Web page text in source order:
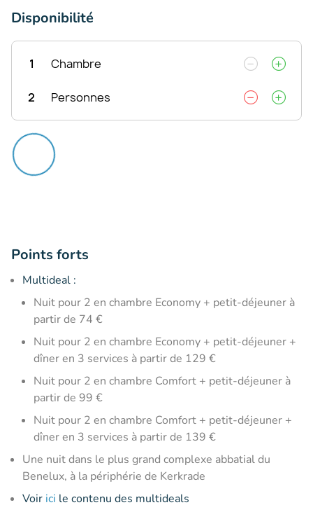
Disponibilité
1 Chambre
2 Personnes
Points forts
Multideal :
Nuit pour 2 en chambre Economy + petit-déjeuner à
partir de 74 €
Nuit pour 2 en chambre Economy + petit-déjeuner +
dîner en 3 services à partir de 129 €
Nuit pour 2 en chambre Comfort + petit-déjeuner à
partir de 99 €
Nuit pour 2 en chambre Comfort + petit-déjeuner +
dîner en 3 services à partir de 139 €
Une nuit dans le plus grand complexe abbatial du
Benelux, à la périphérie de Kerkrade
Voir ici le contenu des multideals